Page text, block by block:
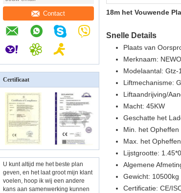
Contact
Certificaat
U kunt altijd me het beste plan
geven, en het laat groot mijn klant
voelen, hoop ik wij een andere
kans aan samenwerking kunnen
18m het Vouwende
Snelle Details
Plaats van
Merknaam:
Modelaantal: Gtz-
Liftmechanisme:
Liftaandrijving/
Macht: 45KW
Geschatte het
Min. het Opheffen
Max. het
Lijstgrootte:
Algemene
Gewicht: 10500kg
Certificatie: CE/